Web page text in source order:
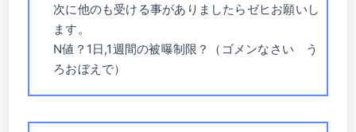
次に他のも受ける事がありましたらゼヒお願いし
ます。
N値？1日,1週間の被曝制限？（ゴメンなさい う
ろおぼえで）